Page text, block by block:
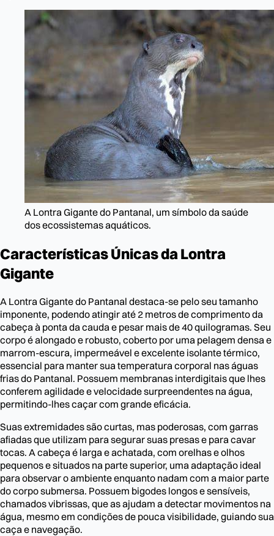
A Lontra Gigante do Pantanal, um símbolo da saúde
dos ecossistemas aquáticos.
Características Únicas da Lontra
Gigante
A Lontra Gigante do Pantanal destaca-se pelo seu tamanho
imponente, podendo atingir até 2 metros de comprimento da
cabeça à ponta da cauda e pesar mais de 40 quilogramas. Seu
corpo é alongado e robusto, coberto por uma pelagem densa e
marrom-escura, impermeável e excelente isolante térmico,
essencial para manter sua temperatura corporal nas águas
frias do Pantanal. Possuem membranas interdigitais que lhes
conferem agilidade e velocidade surpreendentes na água,
permitindo-lhes caçar com grande eficácia.
Suas extremidades são curtas, mas poderosas, com garras
afiadas que utilizam para segurar suas presas e para cavar
tocas. A cabeça é larga e achatada, com orelhas e olhos
pequenos e situados na parte superior, uma adaptação ideal
para observar o ambiente enquanto nadam com a maior parte
do corpo submersa. Possuem bigodes longos e sensíveis,
chamados vibrissas, que as ajudam a detectar movimentos na
água, mesmo em condições de pouca visibilidade, guiando sua
caça e navegação.